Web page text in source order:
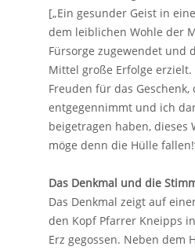
[„Ein gesunder Geist in
dem leiblichen Wohle der
Fürsorge zugewendet und
Mittel große Erfolge
Freuden für das Geschenk,
entgegennimmt und ich
beigetragen haben, dieses
möge denn die Hülle
Das Denkmal und die
Das Denkmal zeigt auf
den Kopf Pfarrer Kneipps
Erz gegossen. Neben dem